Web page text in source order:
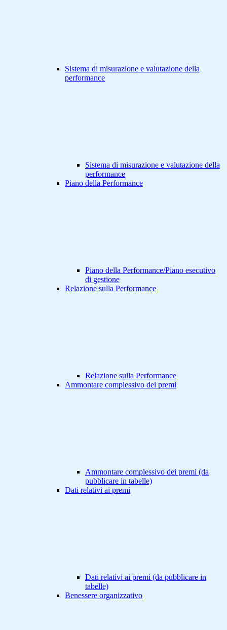
Sistema di misurazione e valutazione della
performance
Sistema di misurazione e valutazione della
performance
Piano della Performance
Piano della Performance/Piano esecutivo
di gestione
Relazione sulla Performance
Relazione sulla Performance
Ammontare complessivo dei premi
Ammontare complessivo dei premi (da
pubblicare in tabelle)
Dati relativi ai premi
Dati relativi ai premi (da pubblicare in
tabelle)
Benessere organizzativo